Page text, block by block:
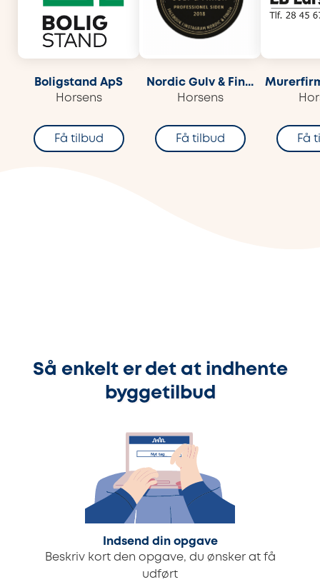
Boligstand ApS
Horsens
Få tilbud
Nordic Gulv & Fin...
Horsens
Få tilbud Få
Så enkelt er det at indhente
byggetilbud
Indsend din opgave
Beskriv kort den opgave, du ønsker at få
udført